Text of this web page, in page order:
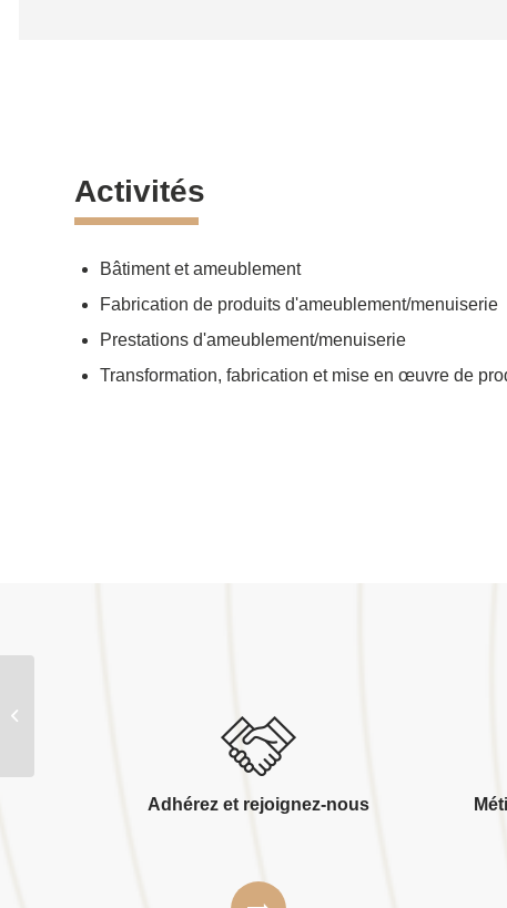
Activités
Bâtiment et ameublement
Fabrication de produits d'ameublement/menuiserie
Prestations d'ameublement/menuiserie
Transformation, fabrication et mise en œuvre de
Adhérez et rejoignez-nous